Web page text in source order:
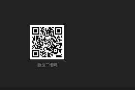
微信二维码